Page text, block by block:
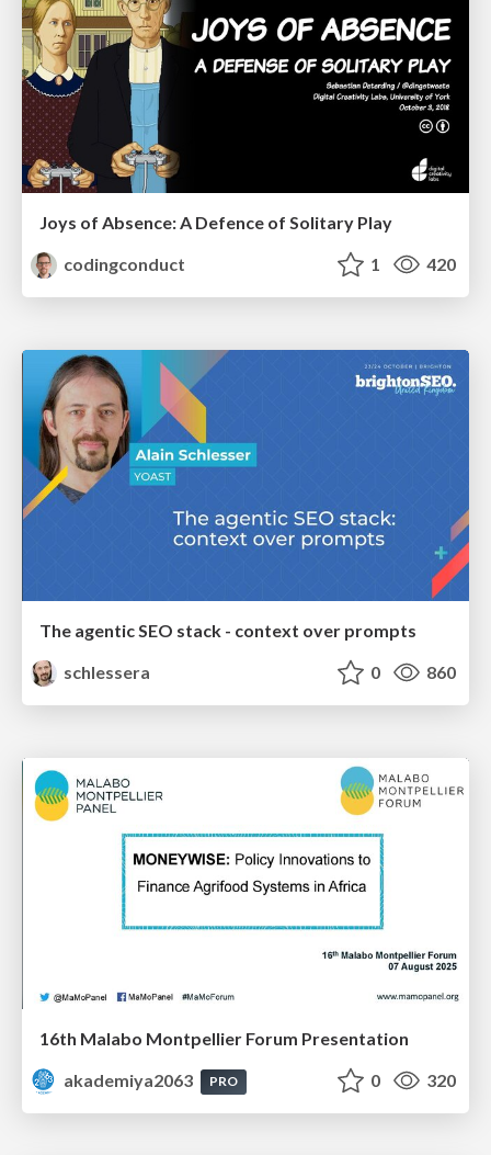
Joys of Absence: A Defence of Solitary Play
codingconduct
1 420
The agentic SEO stack - context over prompts
schlessera
0 860
16th Malabo Montpellier Forum Presentation
akademiya2063
PRO 0 320